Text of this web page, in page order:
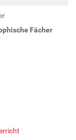
Fächer